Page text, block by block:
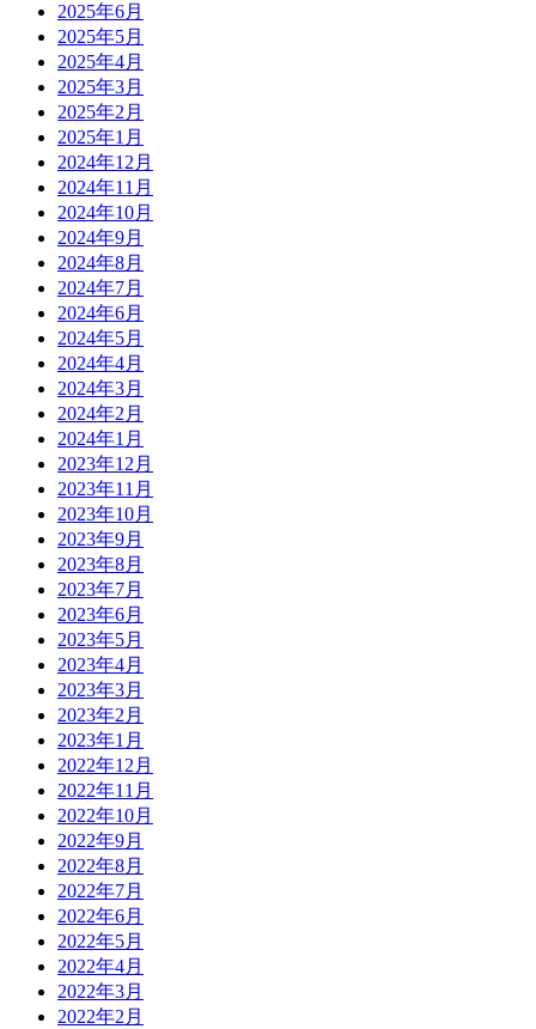
2025年6月
2025年5月
2025年4月
2025年3月
2025年2月
2025年1月
2024年12月
2024年11月
2024年10月
2024年9月
2024年8月
2024年7月
2024年6月
2024年5月
2024年4月
2024年3月
2024年2月
2024年1月
2023年12月
2023年11月
2023年10月
2023年9月
2023年8月
2023年7月
2023年6月
2023年5月
2023年4月
2023年3月
2023年2月
2023年1月
2022年12月
2022年11月
2022年10月
2022年9月
2022年8月
2022年7月
2022年6月
2022年5月
2022年4月
2022年3月
2022年2月